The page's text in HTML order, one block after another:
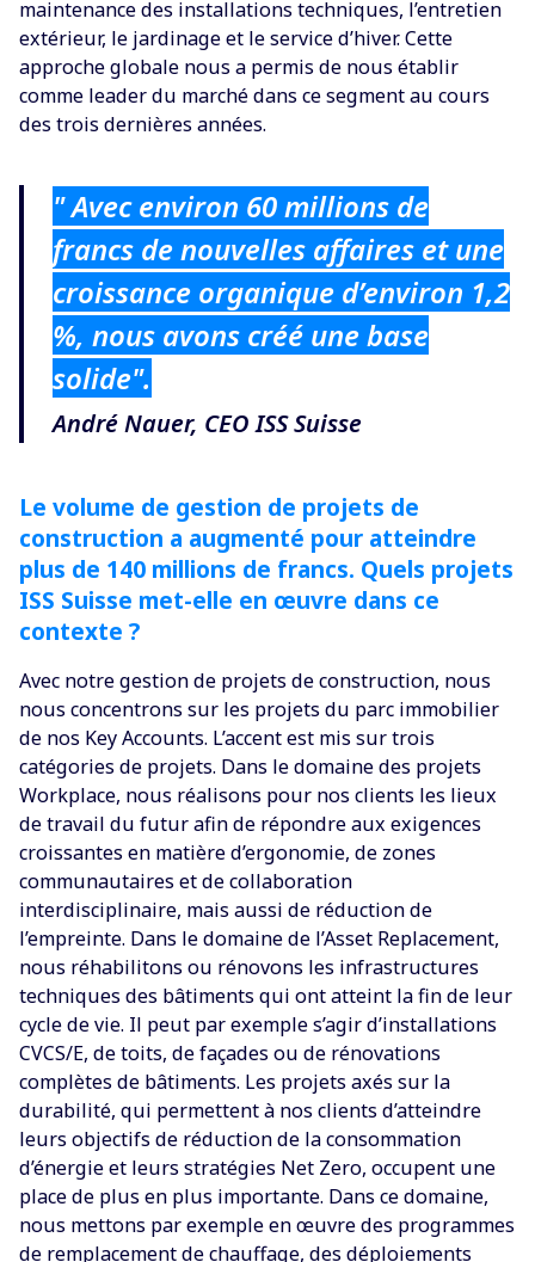
maintenance des installations techniques, l’entretien
extérieur, le jardinage et le service d’hiver. Cette
approche globale nous a permis de nous établir
comme leader du marché dans ce segment au cours
des trois dernières années.
" Avec environ 60 millions de
francs de nouvelles affaires et une
croissance organique d’environ 1,2
%, nous avons créé une base
solide".
André Nauer, CEO ISS Suisse
Le volume de gestion de projets de
construction a augmenté pour atteindre
plus de 140 millions de francs. Quels projets
ISS Suisse met-elle en œuvre dans ce
contexte ?
Avec notre gestion de projets de construction, nous
nous concentrons sur les projets du parc immobilier
de nos Key Accounts. L’accent est mis sur trois
catégories de projets. Dans le domaine des projets
Workplace, nous réalisons pour nos clients les lieux
de travail du futur afin de répondre aux exigences
croissantes en matière d’ergonomie, de zones
communautaires et de collaboration
interdisciplinaire, mais aussi de réduction de
l’empreinte. Dans le domaine de l’Asset Replacement,
nous réhabilitons ou rénovons les infrastructures
techniques des bâtiments qui ont atteint la fin de leur
cycle de vie. Il peut par exemple s’agir d’installations
CVCS/E, de toits, de façades ou de rénovations
complètes de bâtiments. Les projets axés sur la
durabilité, qui permettent à nos clients d’atteindre
leurs objectifs de réduction de la consommation
d’énergie et leurs stratégies Net Zero, occupent une
place de plus en plus importante. Dans ce domaine,
nous mettons par exemple en œuvre des programmes
de remplacement de chauffage, des déploiements